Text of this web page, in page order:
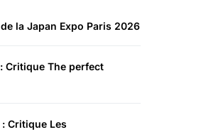
la Japan Expo Paris 2026
Critique The perfect
: Critique Les